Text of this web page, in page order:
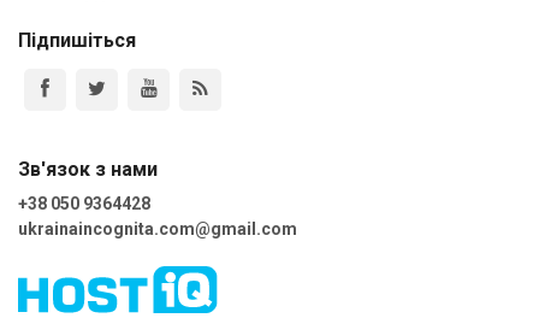
Підпишіться
Зв'язок з нами
+38 050 9364428
ukrainaincognita.com@gmail.com